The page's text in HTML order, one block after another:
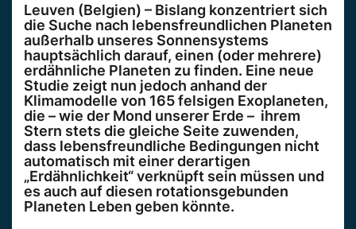
Leuven (Belgien) – Bislang konzentriert sich
die Suche nach lebensfreundlichen Planeten
außerhalb unseres Sonnensystems
hauptsächlich darauf, einen (oder mehrere)
erdähnliche Planeten zu finden. Eine neue
Studie zeigt nun jedoch anhand der
Klimamodelle von 165 felsigen Exoplaneten,
die – wie der Mond unserer Erde – ihrem
Stern stets die gleiche Seite zuwenden,
dass lebensfreundliche Bedingungen nicht
automatisch mit einer derartigen
„Erdähnlichkeit“ verknüpft sein müssen und
es auch auf diesen rotationsgebunden
Planeten Leben geben könnte.